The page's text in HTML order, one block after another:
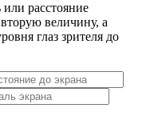
расстояние
величину, а
глаз зрителя до